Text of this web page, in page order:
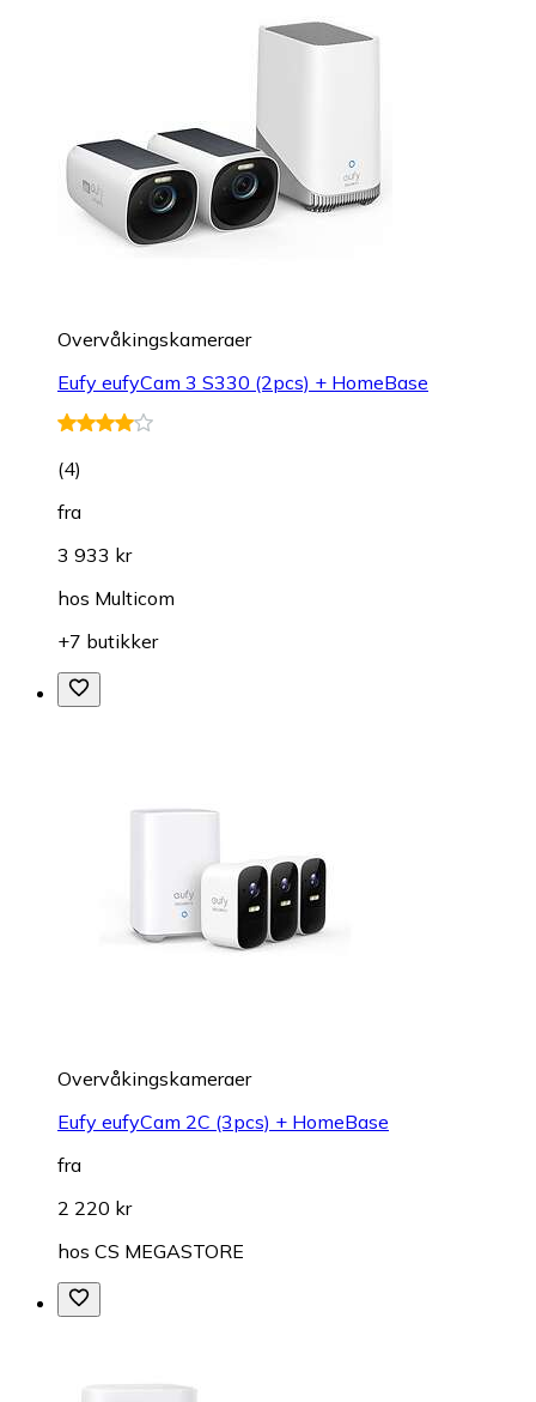
Overvåkings­kameraer
Eufy eufyCam 3 S330 (2pcs) + HomeBase
(4)
fra
3 933 kr
hos Multicom
+7 butikker
Overvåkings­kameraer
Eufy eufyCam 2C (3pcs) + HomeBase
fra
2 220 kr
hos CS MEGASTORE